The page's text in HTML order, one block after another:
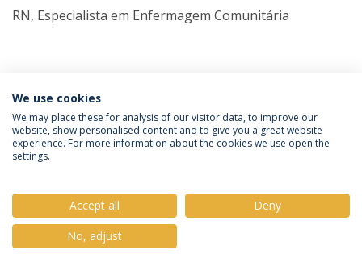
RN, Especialista em Enfermagem Comunitária
Política de Privacidade
Termos e Condições
© 2026 Universidade Católica Portuguesa
We use cookies
We may place these for analysis of our visitor data, to improve our
website, show personalised content and to give you a great website
experience. For more information about the cookies we use open the
settings.
Accept all
Deny
No, adjust